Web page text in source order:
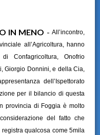
IN MENO -All’incontro,
all’Agricoltura, hanno
Confagricoltura, Onofrio
Giorgio Donnini, e della Cia,
dell’Ispettorato
per il bilancio di questa
provincia di Foggia è molto
del fatto che
qualcosa come 5mila